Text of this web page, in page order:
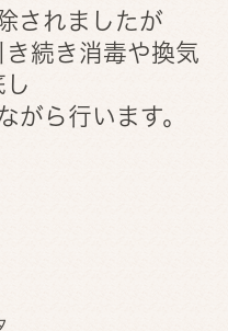
されましたが
続き消毒や換気
し
がら行います。